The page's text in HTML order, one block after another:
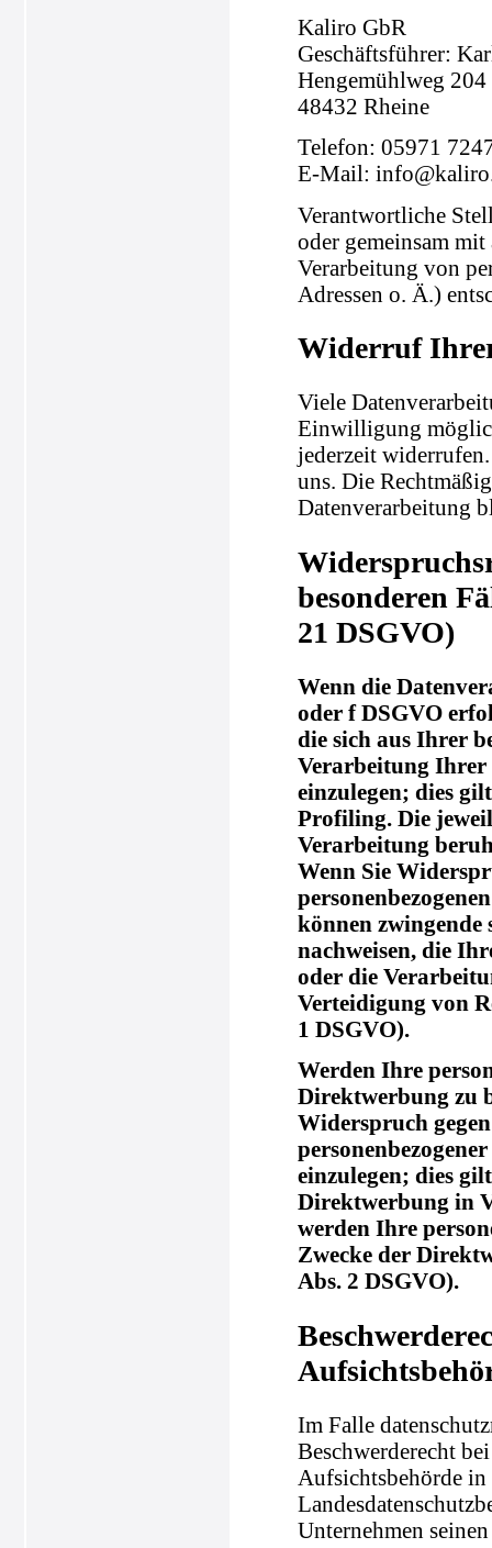
Kaliro GbR
Geschäftsführer:
Hengemühlweg 204
48432 Rheine
Telefon: 05971
E-Mail:
Verantwortliche
oder gemeinsam
Verarbeitung von
Adressen o. Ä.)
Widerruf
Viele
Einwilligung
jederzeit
uns. Die
Datenverarbeitung
besonderen
21 DSGVO)
Wenn die
oder f DSGVO
die sich aus Ihrer
Verarbeitung Ihrer
einzulegen; dies
Profiling. Die
Verarbeitung
Wenn Sie
können
nachweisen, die
oder die
Verteidigung von
1 DSGVO).
Werden Ihre
Direktwerbung zu
Widerspruch
einzulegen; dies
Direktwerbung in
werden Ihre
Zwecke der
Abs. 2 DSGVO).
Im Falle
Beschwerderecht
Aufsichtsbehörde in
Unternehmen